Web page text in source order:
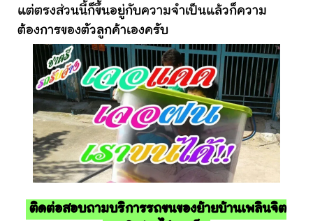
แต่ตรงส่วนนี้ก็ขึ้นอยู่กับความจำเป็นแล้วก็ความ
ต้องการของตัวลูกค้าเองครับ
ติดต่อสอบถามบริการรถขนของย้ายบ้านเพลินจิต